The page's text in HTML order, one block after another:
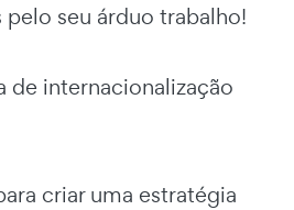
seu árduo trabalho!
de internacionalização
criar uma estratégia